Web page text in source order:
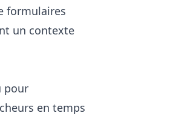
formulaires
un contexte
pour
en temps